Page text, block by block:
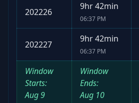
202226
9hr 42min
06:37 PM
202227
9hr 42min
06:37 PM
Window
Starts:
Aug 9
Window
Ends:
Aug 10